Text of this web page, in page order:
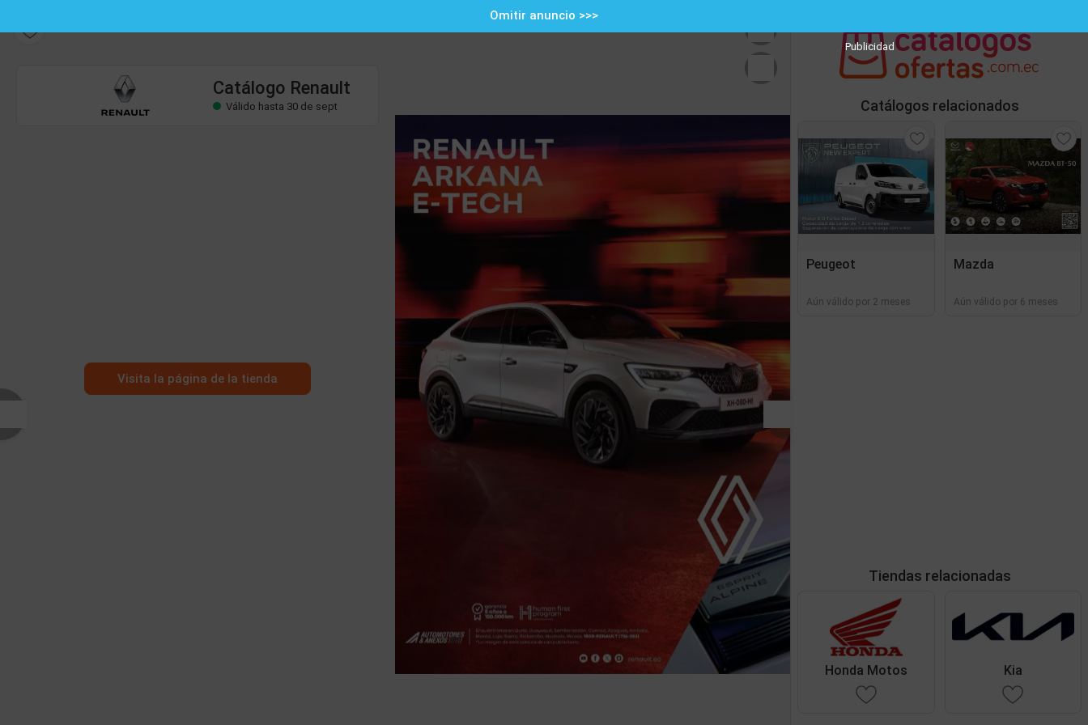
Válido hasta 30 de sept
Publicidad
Omitir anuncio >>>
Catálogo Renault
Válido hasta 30 de sept
Visita la página de la tienda
Catálogos relacionados
Peugeot
Aún válido por 2 meses
Mazda
Aún válido por 6 meses
Tiendas relacionadas
Honda Motos Kia